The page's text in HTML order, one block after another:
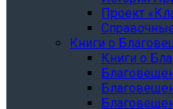
Проект
Книги о
Книги о